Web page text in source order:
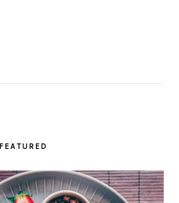
FEATURED